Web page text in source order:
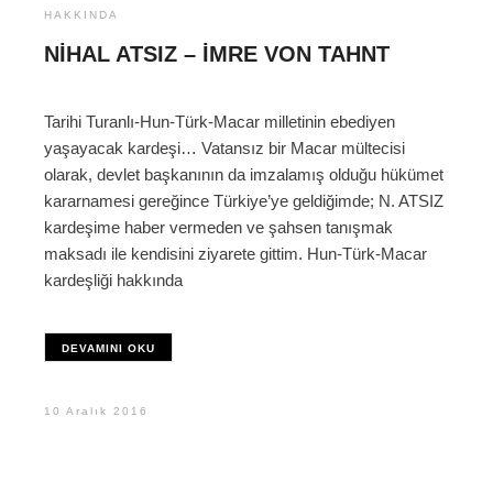
HAKKINDA
NIHAL ATSIZ – İMRE VON TAHNT
Tarihi Turanlı-Hun-Türk-Macar milletinin ebediyen
yaşayacak kardeşi… Vatansız bir Macar mültecisi
olarak, devlet başkanının da imzalamış olduğu hükümet
kararnamesi gereğince Türkiye’ye geldiğimde; N. ATSIZ
kardeşime haber vermeden ve şahsen tanışmak
maksadı ile kendisini ziyarete gittim. Hun-Türk-Macar
kardeşliği hakkında
DEVAMINI OKU
10 Aralık 2016